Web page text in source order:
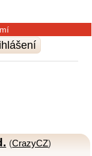
(CrazyCZ)